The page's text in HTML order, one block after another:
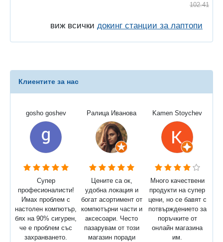
102.41
виж всички докинг станции за лаптопи
Клиентите за нас
gosho goshev
Супер
професионалисти!
Имах проблем с
настолен компютър,
бях на 90% сигурен,
че е проблем със
захранването.
Ралица Иванова
Цените са ок,
удобна локация и
богат асортимент от
компютърни части и
аксесоари. Често
пазарувам от този
магазин поради
Kamen Stoychev
Много качествени
продукти на супер
цени, но се бавят с
потвърждението за
поръчките от
онлайн магазина
им.